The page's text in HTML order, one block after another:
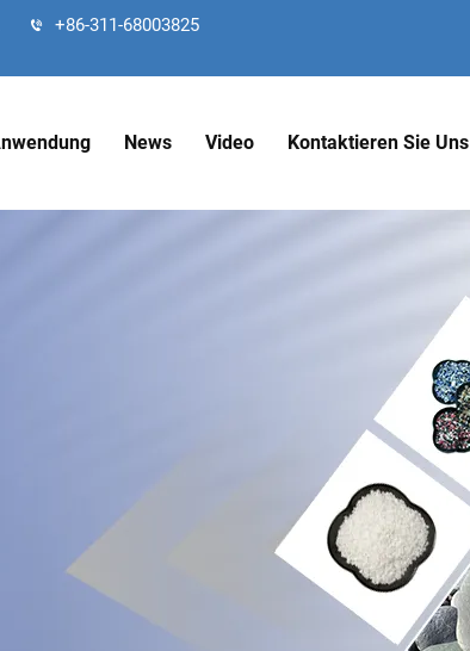
+86-311-68003825
News Video Kontaktieren Sie Uns